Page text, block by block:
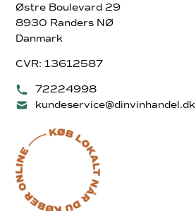
Østre Boulevard 29
8930 Randers NØ
Danmark
CVR: 13612587
72224998
kundeservice@dinvinhandel.dk